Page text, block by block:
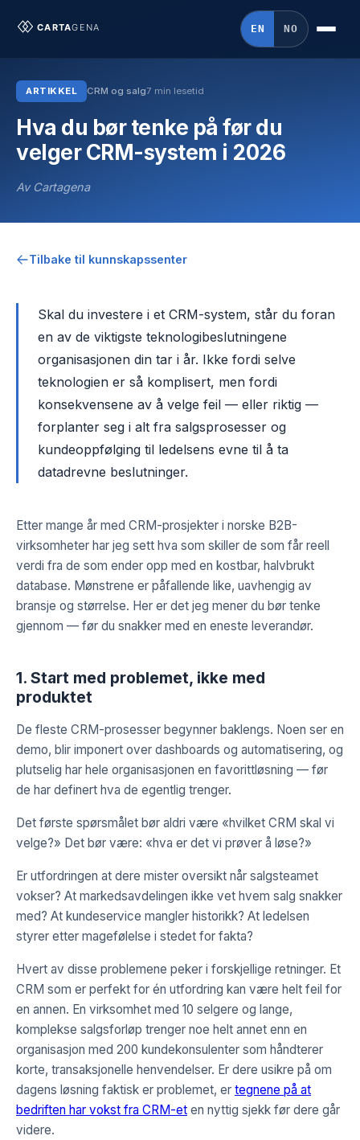
EN NO
ARTIKKEL CRM og salg7 min lesetid
Hva du bør tenke på før du
velger CRM-system i 2026
Av Cartagena
Tilbake til kunnskapssenter
Skal du investere i et CRM-system, står du foran
en av de viktigste teknologibeslutningene
organisasjonen din tar i år. Ikke fordi selve
teknologien er så komplisert, men fordi
konsekvensene av å velge feil — eller riktig —
forplanter seg i alt fra salgsprosesser og
kundeoppfølging til ledelsens evne til å ta
datadrevne beslutninger.
Etter mange år med CRM-prosjekter i norske B2B-
virksomheter har jeg sett hva som skiller de som får reell
verdi fra de som ender opp med en kostbar, halvbrukt
database. Mønstrene er påfallende like, uavhengig av
bransje og størrelse. Her er det jeg mener du bør tenke
gjennom — før du snakker med en eneste leverandør.
1. Start med problemet, ikke med
produktet
De fleste CRM-prosesser begynner baklengs. Noen ser en
demo, blir imponert over dashboards og automatisering, og
plutselig har hele organisasjonen en favorittløsning — før
de har definert hva de egentlig trenger.
Det første spørsmålet bør aldri være «hvilket CRM skal vi
velge?» Det bør være: «hva er det vi prøver å løse?»
Er utfordringen at dere mister oversikt når salgsteamet
vokser? At markedsavdelingen ikke vet hvem salg snakker
med? At kundeservice mangler historikk? At ledelsen
styrer etter magefølelse i stedet for fakta?
Hvert av disse problemene peker i forskjellige retninger. Et
CRM som er perfekt for én utfordring kan være helt feil for
en annen. En virksomhet med 10 selgere og lange,
komplekse salgsforløp trenger noe helt annet enn en
organisasjon med 200 kundekonsulenter som håndterer
korte, transaksjonelle henvendelser. Er dere usikre på om
dagens løsning faktisk er problemet, er tegnene på at
bedriften har vokst fra CRM-et en nyttig sjekk før dere går
videre.